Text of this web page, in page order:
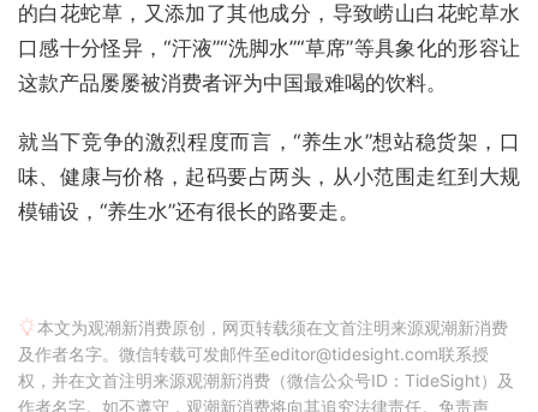
的白花蛇草，又添加了其他成分，导致崂山白花蛇草水
口感十分怪异，“汗液”“洗脚水”“草席”等具象化的形容让
这款产品屡屡被消费者评为中国最难喝的饮料。
就当下竞争的激烈程度而言，“养生水”想站稳货架，口
味、健康与价格，起码要占两头，从小范围走红到大规
模铺设，“养生水”还有很长的路要走。
本文为观潮新消费原创，网页转载须在文首注明来源观潮新消费
及作者名字。微信转载可发邮件至editor@tidesight.com联系授
权，并在文首注明来源观潮新消费（微信公众号ID：TideSight）及
作者名字。如不遵守，观潮新消费将向其追究法律责任。免责声